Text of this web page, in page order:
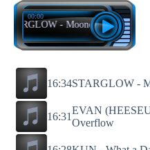
- Moonchaser
00:00
16:34STARGLOW -
16:31
EVAN
Overflow